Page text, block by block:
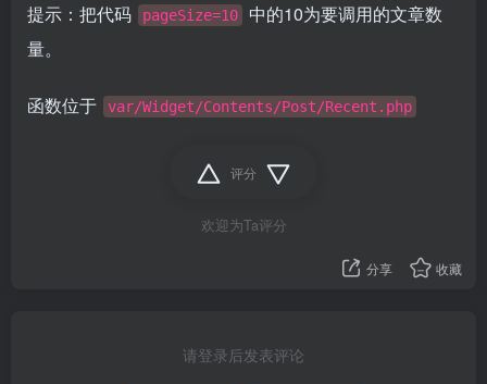
提示：把代码 pageSize=10
中的10为要调用的文章数
量。
函数位于 var/Widget/Contents/Post/Recent.php
评分
欢迎为Ta评分
分享 收藏
请登录后发表评论